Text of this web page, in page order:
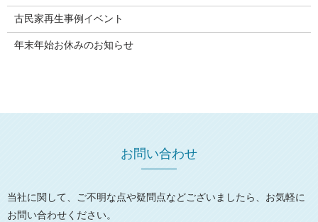
古民家再生事例イベント
年末年始お休みのお知らせ
お問い合わせ
当社に関して、ご不明な点や疑問点などございましたら、お気軽に
お問い合わせください。